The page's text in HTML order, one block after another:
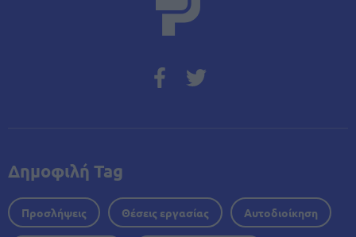
Δημοφιλή Tag
Προσλήψεις Θέσεις εργασίας Αυτοδιοίκηση